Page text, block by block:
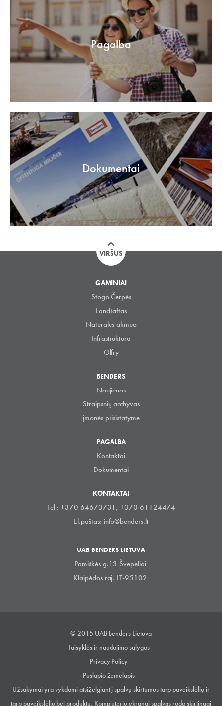
Pagalba
Dokumentai
VIRŠUS
GAMINIAI
Stogo Čerpės
Landšaftas
Natūralus akmuo
Infrastruktūra
Olfry
BENDERS
Naujienos
Straipsnių archyvas
įmonės prisistatyme
PAGALBA
Kontaktai
Dokumentai
KONTAKTAI
Tel.: +370 64673731, +370 61124474
El.paštas: info@benders.lt
UAB BENDERS LIETUVA
Pamiškės g.13 Švepeliai
Klaipėdos raj. LT-95102
© 2015 UAB Benders Lietuva
Taisyklės ir naudojimo sąlygos
Privacy Policy
Puslapio žemelapis
Užsakymai yra vykdomi atsiželgiant į spalvų skirtumus tarp paveikslėlių ir
tarp paveikslėlių bei produktų. Kompiuterių ekranai spalvas rodo skirtingai